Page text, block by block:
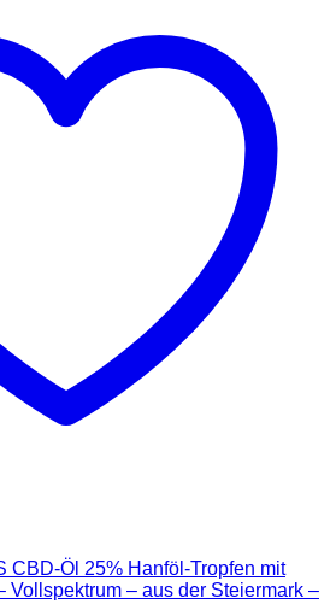
CBD-Öl 25% Hanföl-Tropfen mit
Vollspektrum – aus der Steiermark –